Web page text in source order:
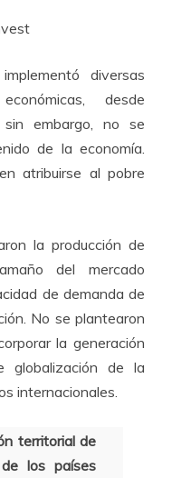
diversas
desde
sin embargo, no se
de la economía.
atribuirse al pobre
la producción de
del mercado
de demanda de
No se plantearon
la generación
globalización de la
internacionales.
territorial de
los países